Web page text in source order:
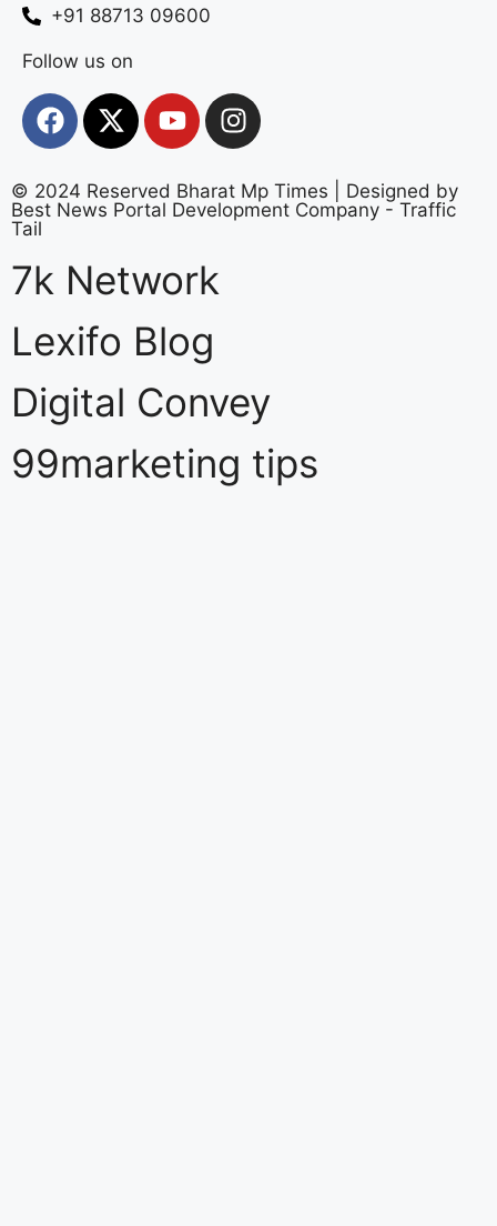
+91 88713 09600
Follow us on
© 2024 Reserved Bharat Mp Times | Designed by
Best News Portal Development Company - Traffic
Tail
7k Network
Lexifo Blog
Digital Convey
99marketing tips